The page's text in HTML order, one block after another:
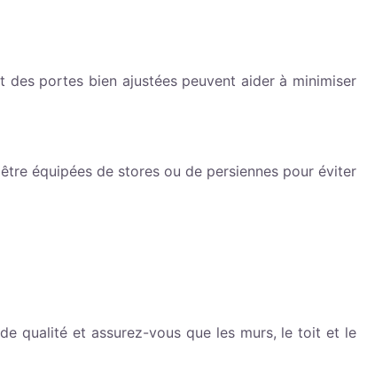
portes bien ajustées peuvent aider à minimiser
équipées de stores ou de persiennes pour éviter
qualité et assurez-vous que les murs, le toit et le